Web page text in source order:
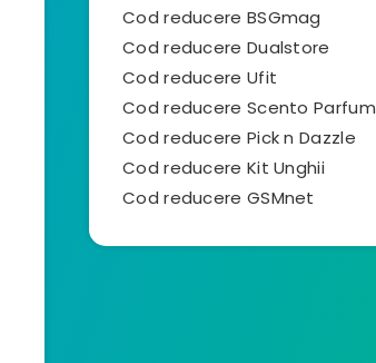
Cod reducere BSGmag
Cod reducere Dualstore
Cod reducere Ufit
Cod reducere Scento Parfum
Cod reducere Pick n Dazzle
Cod reducere Kit Unghii
Cod reducere GSMnet